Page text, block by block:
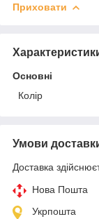
Приховати
Основні
Колір
Умови
Доставка
Нова Пошта
Укрпошта